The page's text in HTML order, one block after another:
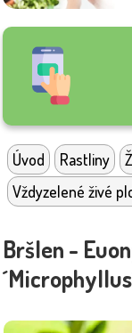
Úvod Rastliny
Vždyzelené živé
Bršlen -